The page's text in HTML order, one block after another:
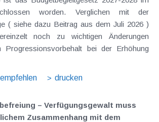
worden. Verglichen mit der
( siehe dazu Beitrag aus dem Juli 2026 )
noch zu wichtigen Änderungen
Progressionsvorbehalt bei der Erhöhung
empfehlen drucken
– Verfügungsgewalt muss
Zusammenhang mit dem